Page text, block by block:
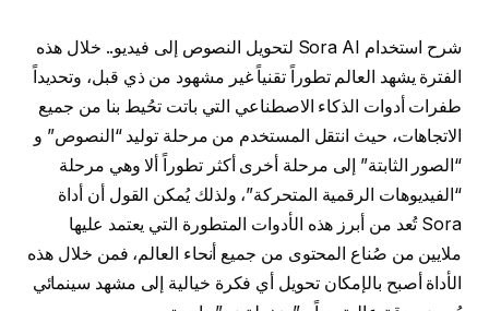
شرح استخدام Sora AI لتحويل النصوص إلى فيديو.. خلال هذه
الفترة يشهد العالم تطوراً تقنياً غير مشهود من ذي قبل، وتحديداً
طفرات أدوات الذكاء الاصطناعي التي باتت تحُيط بنا من جميع
الاتجاهات، حيث انتقل المستخدم من مرحلة توليد “النصوص” و
“الصور الثابتة” إلى مرحلة أخرى أكثر تطوراً ألا وهي مرحلة
“الفيديوهات الرقمية المتحركة”، ولذلك يُمكن القول أن أداة
Sora تُعد من أبرز هذه الأدوات المتطورة التي يعتمد عليها
ملايين من صُناع المحتوى من جميع أنحاء العالم، فمن خلال هذه
الأداة أصبح بالإمكان تحويل أي فكرة خيالية إلى مشهد سينمائي